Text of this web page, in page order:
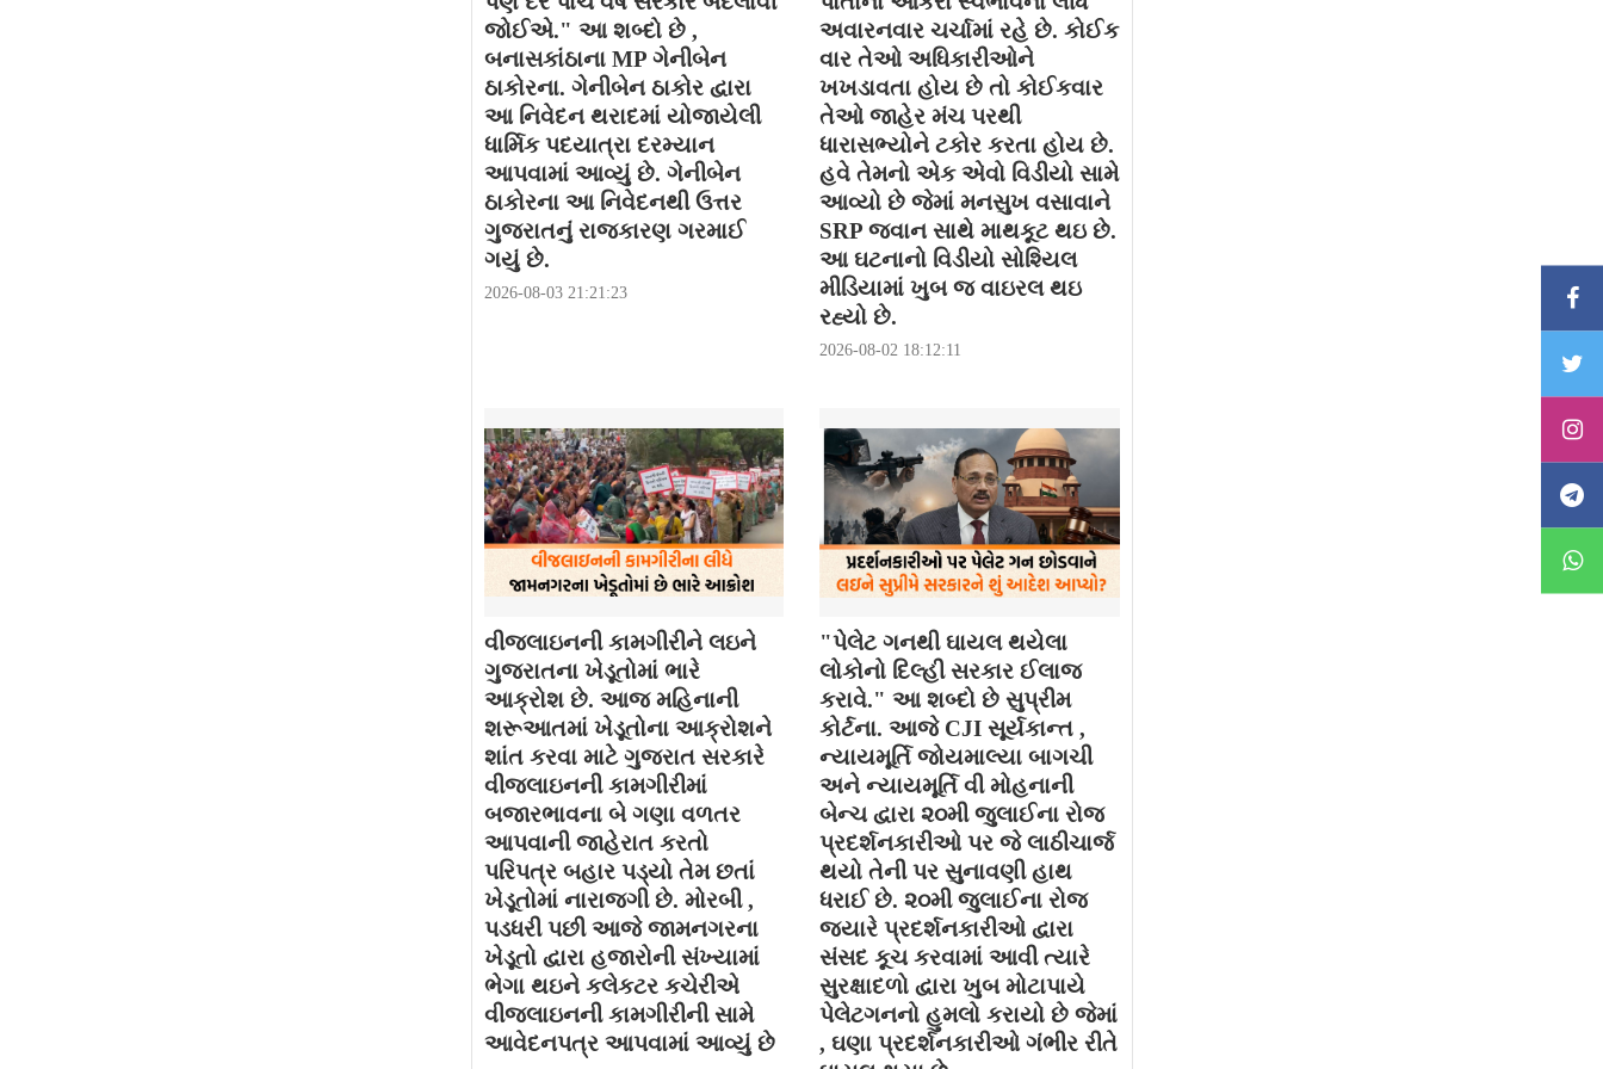
જોઈએ." આ શબ્દો છે ,
બનાસકાંઠાના MP ગેનીબેન
ઠાકોરના. ગેનીબેન ઠાકોર દ્વારા
આ નિવેદન થરાદમાં યોજાયેલી
ધાર્મિક પદયાત્રા દરમ્યાન
આપવામાં આવ્યું છે. ગેનીબેન
ઠાકોરના આ નિવેદનથી ઉત્તર
ગુજરાતનું રાજકારણ ગરમાઈ
ગયું છે.
2026-08-03 21:21:23
અવારનવાર ચર્ચામાં રહે છે. કોઈક
વાર તેઓ અધિકારીઓને
ખખડાવતા હોય છે તો કોઈકવાર
તેઓ જાહેર મંચ પરથી
ધારાસભ્યોને ટકોર કરતા હોય છે.
હવે તેમનો એક એવો વિડીયો સામે
આવ્યો છે જેમાં મનસુખ વસાવાને
SRP જવાન સાથે માથકૂટ થઇ છે.
આ ઘટનાનો વિડીયો સોશ્યિલ
મીડિયામાં ખુબ જ વાઇરલ થઇ
રહ્યો છે.
2026-08-02 18:12:11
વીજલાઇનની કામગીરીને લઇને
ગુજરાતના ખેડૂતોમાં ભારે
આક્રોશ છે. આજ મહિનાની
શરૂઆતમાં ખેડૂતોના આક્રોશને
શાંત કરવા માટે ગુજરાત સરકારે
વીજલાઇનની કામગીરીમાં
બજારભાવના બે ગણા વળતર
આપવાની જાહેરાત કરતો
પરિપત્ર બહાર પડ્યો તેમ છતાં
ખેડૂતોમાં નારાજગી છે. મોરબી ,
પડધરી પછી આજે જામનગરના
ખેડૂતો દ્વારા હજારોની સંખ્યામાં
ભેગા થઇને કલેકટર કચેરીએ
વીજલાઇનની કામગીરીની સામે
આવેદનપત્ર આપવામાં આવ્યું છે
"પેલેટ ગનથી ઘાયલ થયેલા
લોકોનો દિલ્હી સરકાર ઈલાજ
કરાવે." આ શબ્દો છે સુપ્રીમ
કોર્ટના. આજે CJI સૂર્યકાન્ત ,
ન્યાયમૂર્તિ જોયમાલ્યા બાગચી
અને ન્યાયમૂર્તિ વી મોહનાની
બેન્ચ દ્વારા ૨૦મી જુલાઈના રોજ
પ્રદર્શનકારીઓ પર જે લાઠીચાર્જ
થયો તેની પર સુનાવણી હાથ
ધરાઈ છે. ૨૦મી જુલાઈના રોજ
જયારે પ્રદર્શનકારીઓ દ્વારા
સંસદ કૂચ કરવામાં આવી ત્યારે
સુરક્ષાદળો દ્વારા ખુબ મોટાપાયે
પેલેટગનનો હુમલો કરાયો છે જેમાં
, ઘણા પ્રદર્શનકારીઓ ગંભીર રીતે